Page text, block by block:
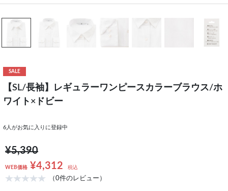
SALE
【SL/長袖】レギュラーワンピースカラーブラウス/ホ
ワイト×ドビー
6 人がお気に入りに登録中
¥5,390
WEB価格 ¥4,312 税込
（0件のレビュー）